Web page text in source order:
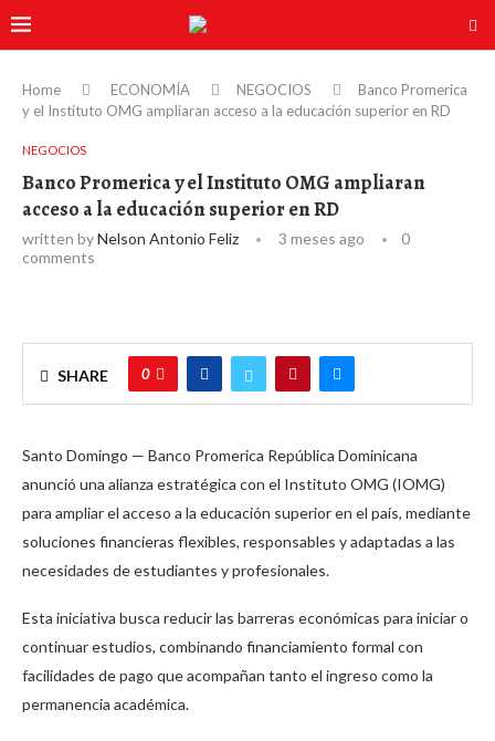
Home ECONOMÍA NEGOCIOS
Banco Promerica
y el Instituto OMG ampliaran acceso a la educación superior en RD
NEGOCIOS
Banco Promerica y el Instituto OMG ampliaran
acceso a la educación superior en RD
written byNelson Antonio Feliz 3 meses ago
0
comments
SHARE 0
Santo Domingo — Banco Promerica República Dominicana
anunció una alianza estratégica con el Instituto OMG (IOMG)
para ampliar el acceso a la educación superior en el país, mediante
soluciones financieras flexibles, responsables y adaptadas a las
necesidades de estudiantes y profesionales.
Esta iniciativa busca reducir las barreras económicas para iniciar o
continuar estudios, combinando financiamiento formal con
facilidades de pago que acompañan tanto el ingreso como la
permanencia académica.